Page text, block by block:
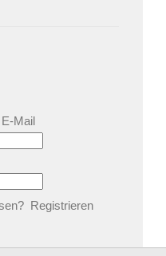
Mail
Registrieren